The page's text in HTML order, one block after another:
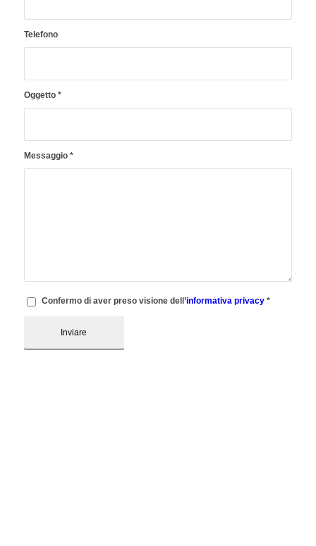
Telefono
Oggetto *
Messaggio *
Confermo di aver preso visione dell’informativa privacy *